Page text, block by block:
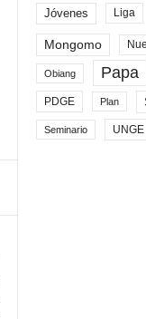
Jóvenes Liga
Mongomo
Obiang Papa
PDGE Plan
Seminario UNGE